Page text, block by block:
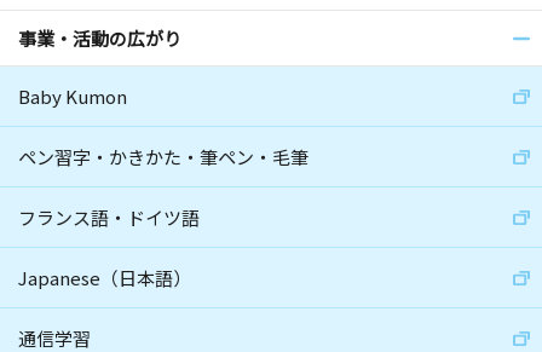
事業・活動の広がり
Baby Kumon
ペン習字・かきかた・筆ペン・毛筆
フランス語・ドイツ語
Japanese（日本語）
通信学習